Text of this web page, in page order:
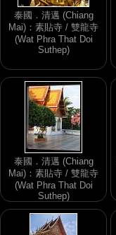
泰國．清邁 (Chiang
Mai)：素貼寺 / 雙龍寺
(Wat Phra That Doi
Suthep)
泰國．清邁 (Chiang
Mai)：素貼寺 / 雙龍寺
(Wat Phra That Doi
Suthep)